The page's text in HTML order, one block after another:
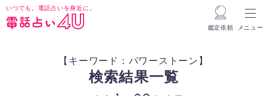
いつでも。電話占いを身近に。
メニュー
鑑定依頼
【キーワード：パワーストーン】
検索結果一覧